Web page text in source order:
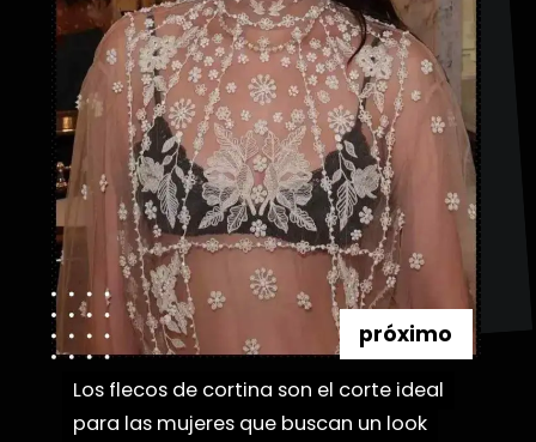
Los flecos de cortina son el corte ideal
para las mujeres que buscan un look
Los flecos de cortina son el corte ideal
para las mujeres que buscan un look
próximo